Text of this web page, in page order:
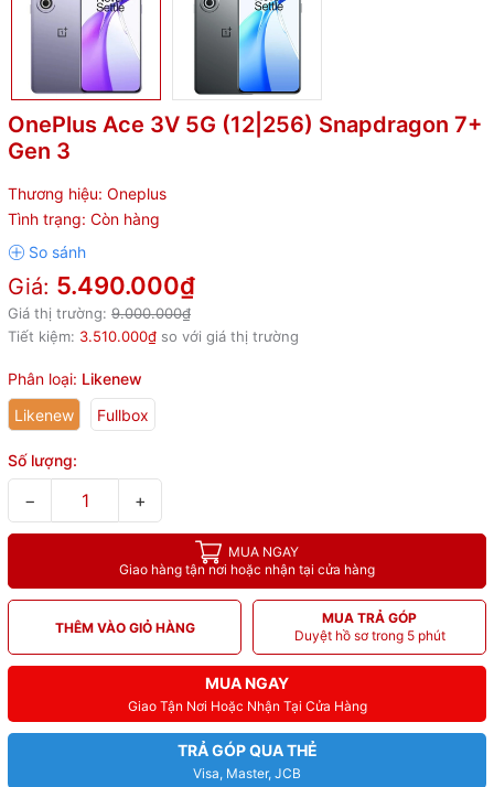
OnePlus Ace 3V 5G (12|256) Snapdragon 7+
Gen 3
Thương hiệu: Oneplus
Tình trạng: Còn hàng
Giá: 5.490.000₫
Giá thị trường: 9.000.000₫
Tiết kiệm: 3.510.000₫ so với giá thị trường
Phân loại: Likenew
Likenew
Fullbox
Số lượng:
− +
MUA NGAY
Giao hàng tận nơi hoặc nhận tại cửa hàng
THÊM VÀO GIỎ HÀNG
MUA TRẢ GÓP
Duyệt hồ sơ trong 5 phút
MUA NGAY
Giao Tận Nơi Hoặc Nhận Tại Cửa Hàng
TRẢ GÓP QUA THẺ
Visa, Master, JCB